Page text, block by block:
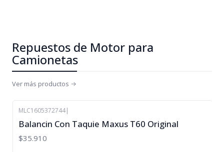
Repuestos de Motor para
Camionetas
Ver más productos
MLC1605372744|
Balancin Con Taquie Maxus T60 Original
$35.910